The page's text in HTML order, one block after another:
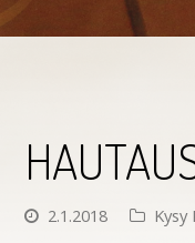
2.1.2018 Kysy